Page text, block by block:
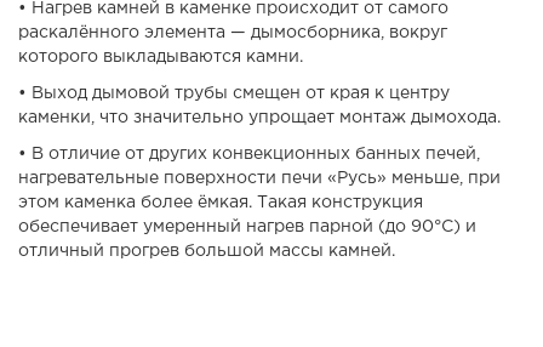
• Нагрев камней в каменке происходит от самого
раскалённого элемента — дымосборника, вокруг
которого выкладываются камни.
• Выход дымовой трубы смещен от края к центру
каменки, что значительно упрощает монтаж дымохода.
• В отличие от других конвекционных банных печей,
нагревательные поверхности печи «Русь» меньше, при
этом каменка более ёмкая. Такая конструкция
обеспечивает умеренный нагрев парной (до 90°С) и
отличный прогрев большой массы камней.